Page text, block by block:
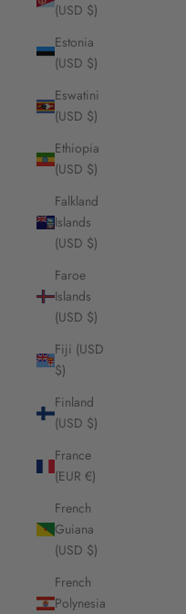
(USD $)
Estonia
(USD $)
Eswatini
(USD $)
Ethiopia
(USD $)
Falkland
Islands
(USD $)
Faroe
Islands
(USD $)
Fiji (USD
$)
Finland
(USD $)
France
(EUR €)
French
Guiana
(USD $)
French
Polynesia